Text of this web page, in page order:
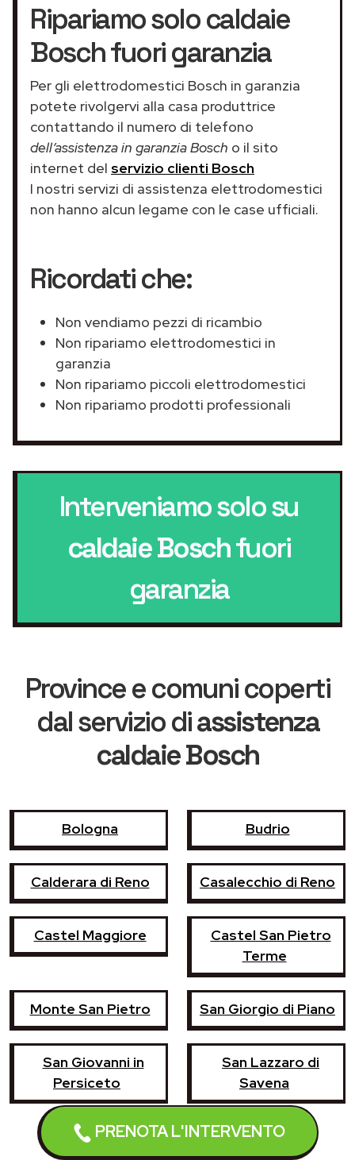
PRENOTA L'INTERVENTO
Ripariamo solo caldaie
Bosch fuori garanzia
Per gli elettrodomestici Bosch in garanzia
potete rivolgervi alla casa produttrice
contattando il numero di telefono
dell’assistenza in garanzia Bosch o il sito
internet del servizio clienti Bosch
I nostri servizi di assistenza elettrodomestici
non hanno alcun legame con le case ufficiali.
Ricordati che:
Non vendiamo pezzi di ricambio
Non ripariamo elettrodomestici in
garanzia
Non ripariamo piccoli elettrodomestici
Non ripariamo prodotti professionali
Interveniamo solo su
caldaie Boschfuori
garanzia
Province e comuni coperti
dal servizio diassistenza
caldaie Bosch
Bologna Budrio
Calderara di Reno Casalecchio di Reno
Castel Maggiore
Castel San Pietro
Terme
Monte San Pietro San Giorgio di Piano
San Giovanni in
Persiceto
San Lazzaro di
Savena
Sasso Marconi Zola Predosa